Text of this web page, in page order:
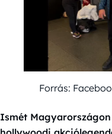
Forrás:
Ismét